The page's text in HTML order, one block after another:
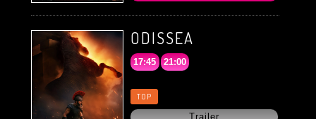
ODISSEA
17:45 21:00
TOP
Trailer